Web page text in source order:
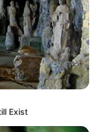
Exist